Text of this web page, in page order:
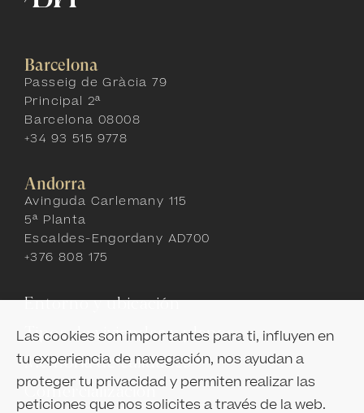
Barcelona
Passeig de Gràcia 79
Principal 2ª
Barcelona 08008
+34 93 515 9778
Andorra
Avinguda Carlemany 115
5ª Planta
Escaldes-Engordany AD700
+376 808 175
Entorno y ubicación
Tipos de viviendas y planos
Memoria de calidades
Comercialización
Las cookies son importantes para ti, influyen en
tu experiencia de navegación, nos ayudan a
proteger tu privacidad y permiten realizar las
peticiones que nos solicites a través de la web.